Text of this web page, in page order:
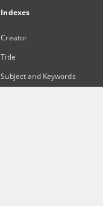
Indexes
Creator
Title
Subject and Keywords